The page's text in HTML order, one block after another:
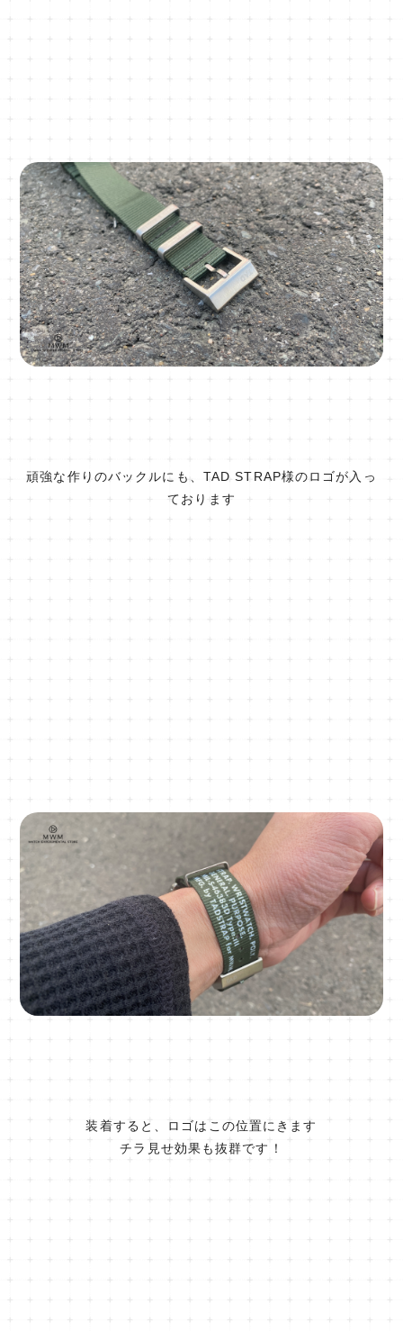
頑強な作りのバックルにも、TAD STRAP様のロゴが入っ
ております
装着すると、ロゴはこの位置にきます
チラ見せ効果も抜群です！